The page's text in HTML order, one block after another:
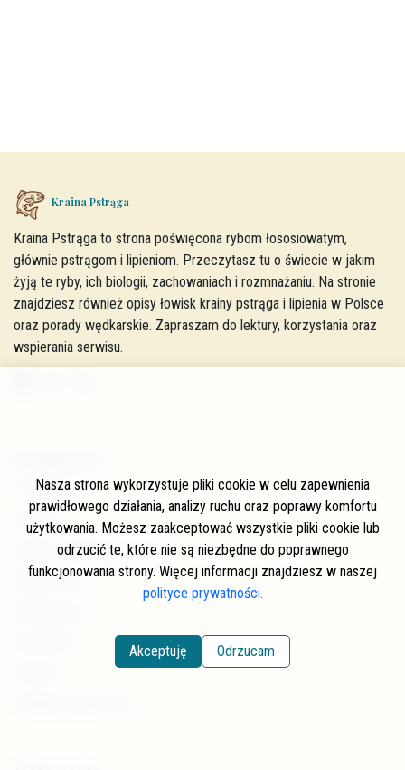
Kraina Pstrąga
Kraina Pstrąga to strona poświęcona rybom łososiowatym,
głównie pstrągom i lipieniom. Przeczytasz tu o świecie w jakim
żyją te ryby, ich biologii, zachowaniach i rozmnażaniu. Na stronie
znajdziesz również opisy łowisk krainy pstrąga i lipienia w Polsce
oraz porady wędkarskie. Zapraszam do lektury, korzystania oraz
wspierania serwisu.
O stronie
Autorzy
Często zadawane pytania
Współpraca
Nasza strona wykorzystuje pliki cookie w celu zapewnienia
prawidłowego działania, analizy ruchu oraz poprawy komfortu
użytkowania. Możesz zaakceptować wszystkie pliki cookie lub
odrzucić te, które nie są niezbędne do poprawnego
funkcjonowania strony. Więcej informacji znajdziesz w naszej
polityce prywatności.
Akceptuję Odrzucam